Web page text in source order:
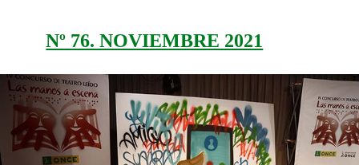
Nº 76. NOVIEMBRE 2021